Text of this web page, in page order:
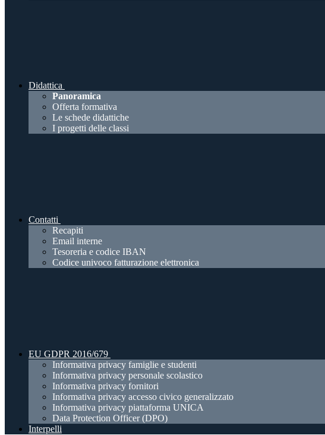
Didattica
Panoramica
Offerta formativa
Le schede didattiche
I progetti delle classi
Contatti
Recapiti
Email interne
Tesoreria e codice IBAN
Codice univoco fatturazione elettronica
EU GDPR 2016/679
Informativa privacy famiglie e studenti
Informativa privacy personale scolastico
Informativa privacy fornitori
Informativa privacy accesso civico generalizzato
Informativa privacy piattaforma UNICA
Data Protection Officer (DPO)
Interpelli